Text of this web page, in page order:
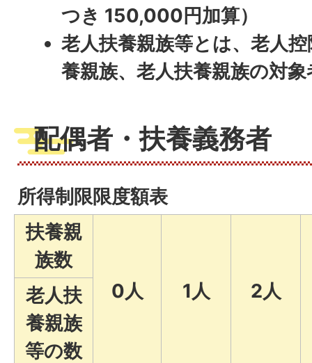
つき 150,000円加算）
老人扶養親族等とは、老人
養親族、老人扶養親族の対
配偶者・扶養義務者
所得制限限度額表
扶養親
族数
0人
1人 2人
老人扶
養親族
等の数